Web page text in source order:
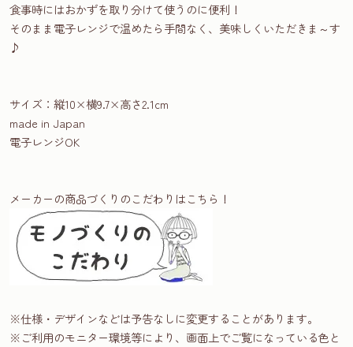
食事時にはおかずを取り分けて使うのに便利！
そのまま電子レンジで温めたら手間なく、美味しくいただきま～す
♪
サイズ：縦10×横9.7×高さ2.1cm
made in Japan
電子レンジOK
メーカーの商品づくりのこだわりはこちら！
※仕様・デザインなどは予告なしに変更することがあります。
※ご利用のモニター環境等により、画面上でご覧になっている色と